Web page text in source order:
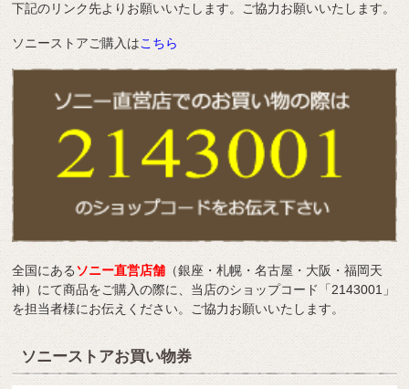
下記のリンク先よりお願いいたします。ご協力お願いいたします。
ソニーストアご購入はこちら
全国にあるソニー直営店舗 （銀座・札幌・名古屋・大阪・福岡天
神）にて商品をご購入の際に、当店のショップコード「2143001」
を担当者様にお伝えください。ご協力お願いいたします。
ソニーストアお買い物券